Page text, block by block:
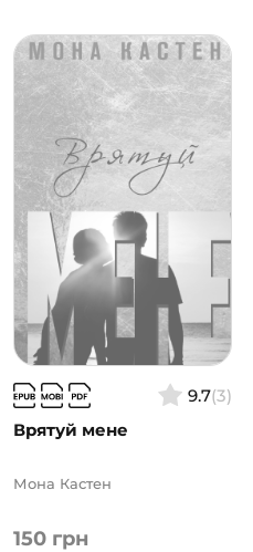
9.7(3)
Врятуй мене
150 грн
Мона Кастен